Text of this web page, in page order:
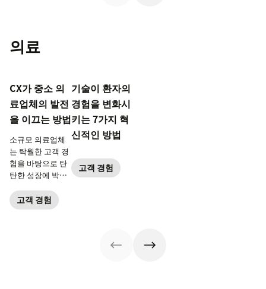
의료
CX가 중소 의
료업체의 발전
을 이끄는 방법
소규모 의료업체
는 탁월한 고객 경
험을 바탕으로 탄
탄한 성장에 박차
고객 경험
기술이 환자의
경험을 변화시
키는 7가지 혁
신적인 방법
고객 경험